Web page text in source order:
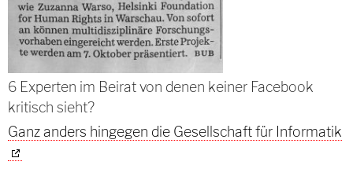
6 Experten im Beirat von denen keiner Facebook
kritisch sieht?
Ganz anders hingegen die Gesellschaft für Informatik